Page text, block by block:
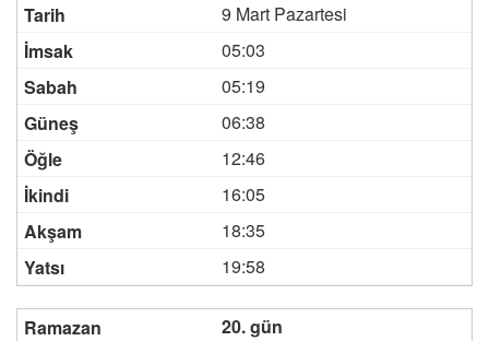
9 Mart Pazartesi
05:03
05:19
06:38
12:46
16:05
18:35
19:58
20. gün